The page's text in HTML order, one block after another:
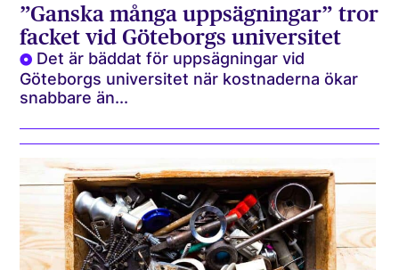
”Ganska många uppsägningar” tror
facket vid Göteborgs universitet
Det är bäddat för uppsägningar vid
Göteborgs universitet när kostnaderna ökar
snabbare än...